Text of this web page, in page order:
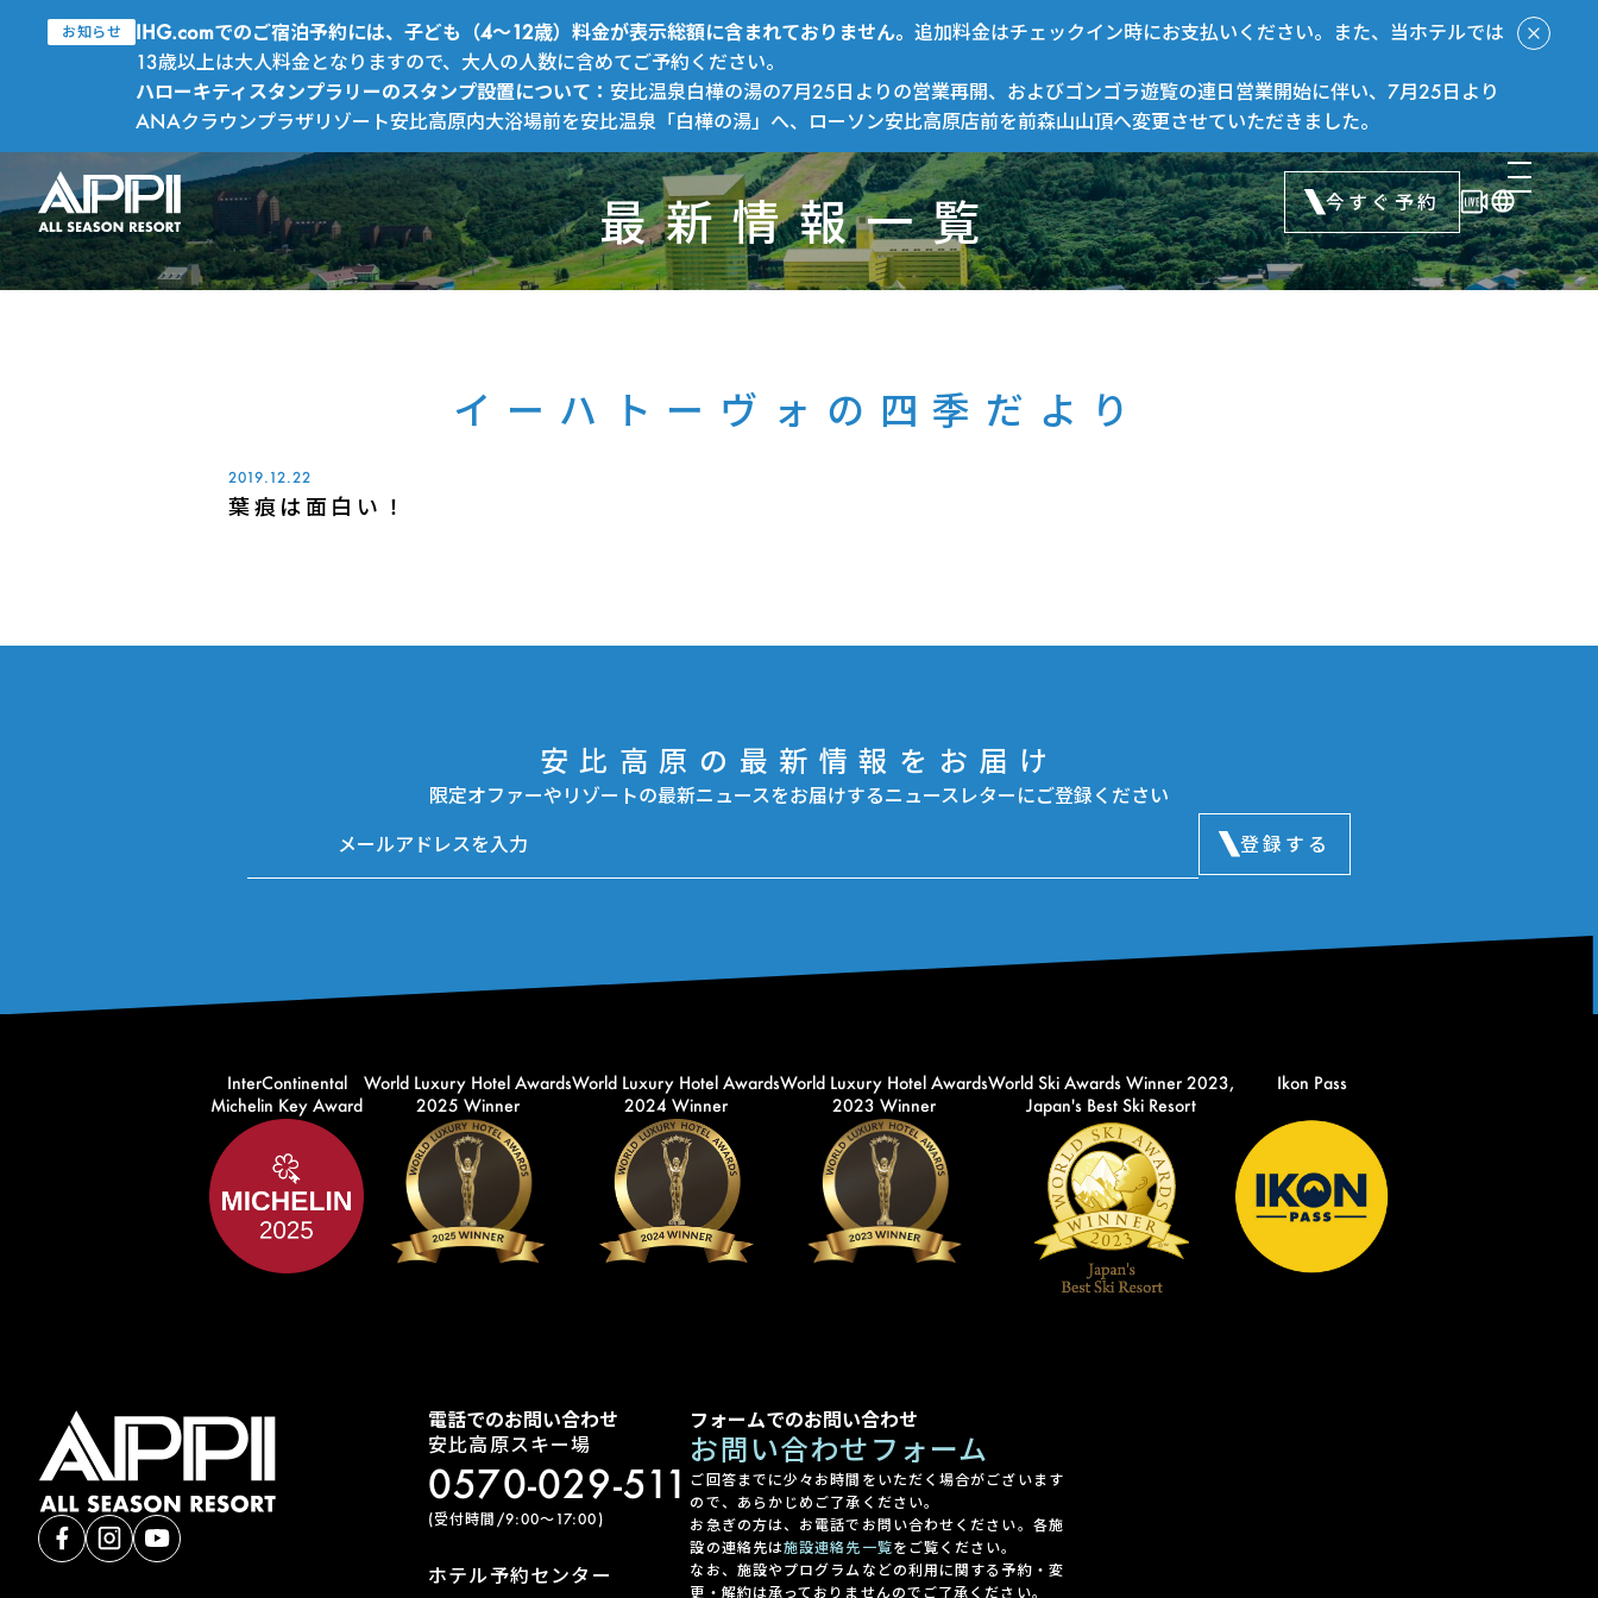
お知らせ IHG.comでのご宿泊予約には、子ども（4～12歳）料金が表示総額に含まれておりません。追加料金はチェックイン時にお支払いください。また、当ホテルでは
13歳以上は大人料金となりますので、大人の人数に含めてご予約ください。
ハローキティスタンプラリーのスタンプ設置について：安比温泉白樺の湯の7月25日よりの営業再開、およびゴンゴラ遊覧の連日営業開始に伴い、7月25日より
ANAクラウンプラザリゾート安比高原内大浴場前を安比温泉「白樺の湯」へ、ローソン安比高原店前を前森山山頂へ変更させていただきました。
今すぐ予約
最新情報一覧
イーハトーヴォの四季だより
2019.12.22
葉痕は面白い！
安比高原の最新情報をお届け
限定オファーやリゾートの最新ニュースをお届けするニュースレターにご登録ください
登録する
InterContinental
Michelin Key Award
World Luxury Hotel Awards
2025 Winner
World Luxury Hotel Awards
2024 Winner
World Luxury Hotel Awards
2023 Winner
World Ski Awards Winner 2023,
Japan's Best Ski Resort
Ikon Pass
電話でのお問い合わせ
安比高原スキー場
0570-029-511
(受付時間/9:00〜17:00)
ホテル予約センター
フォームでのお問い合わせ
お問い合わせフォーム
ご回答までに少々お時間をいただく場合がございます
ので、あらかじめご了承ください。
お急ぎの方は、お電話でお問い合わせください。各施
設の連絡先は施設連絡先一覧をご覧ください。
なお、施設やプログラムなどの利用に関する予約・変
更・解約は承っておりませんのでご了承ください。